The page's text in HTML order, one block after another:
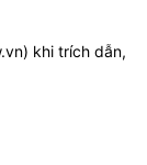
) khi trích dẫn,